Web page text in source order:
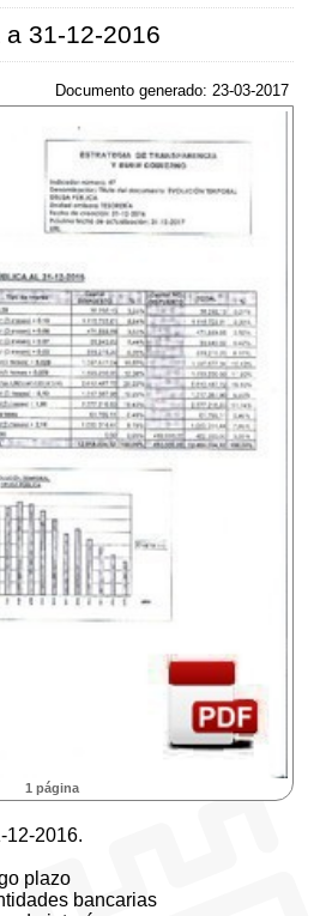
31-12-2016
Documento generado: 23-03-2017
1 página
12-2016.
plazo
bancarias